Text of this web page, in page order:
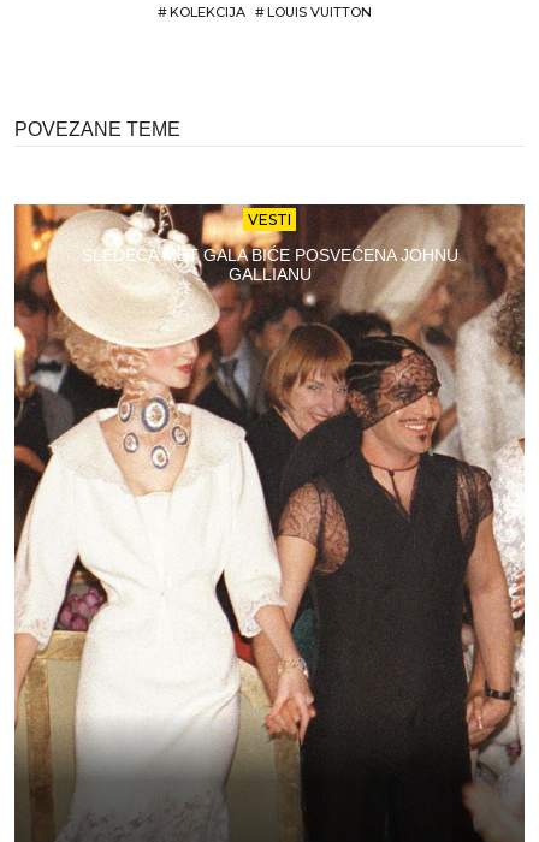
#KOLEKCIJA #LOUIS VUITTON
POVEZANE TEME
VESTI
SLEDEĆA MET GALA BIĆE POSVEĆENA JOHNU
GALLIANU